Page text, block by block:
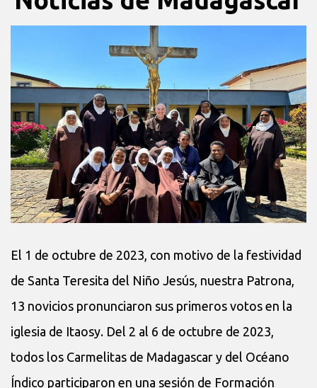
El 1 de octubre de 2023, con motivo de la festividad
de Santa Teresita del Niño Jesús, nuestra Patrona,
13 novicios pronunciaron sus primeros votos en la
iglesia de Itaosy. Del 2 al 6 de octubre de 2023,
todos los Carmelitas de Madagascar y del Océano
Índico participaron en una sesión de Formación